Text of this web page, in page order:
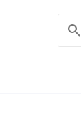
search